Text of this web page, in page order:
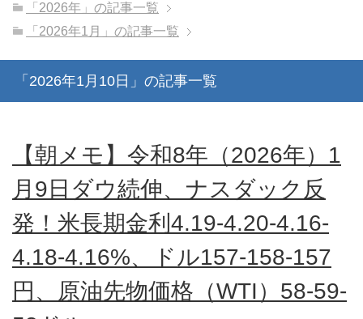
「2026年」の記事一覧
「2026年1月」の記事一覧
「2026年1月10日」の記事一覧
【朝メモ】令和8年（2026年）1
月9日ダウ続伸、ナスダック反
発！米長期金利4.19-4.20-4.16-
4.18-4.16%、ドル157-158-157
円、原油先物価格（WTI）58-59-